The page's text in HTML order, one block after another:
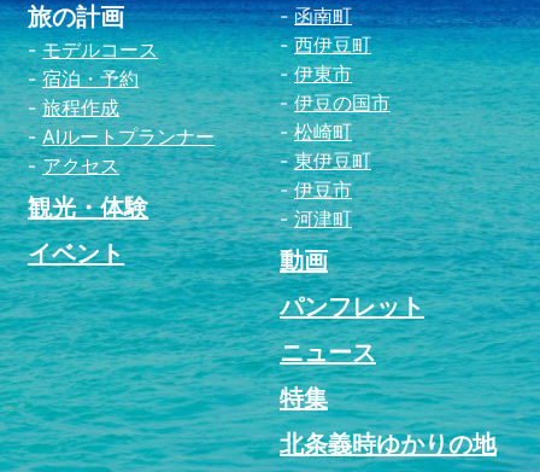
旅の計画
モデルコース
宿泊・予約
旅程作成
AIルートプランナー
アクセス
観光・体験
イベント
函南町
西伊豆町
伊東市
伊豆の国市
松崎町
東伊豆町
伊豆市
河津町
動画
パンフレット
ニュース
特集
北条義時ゆかりの地